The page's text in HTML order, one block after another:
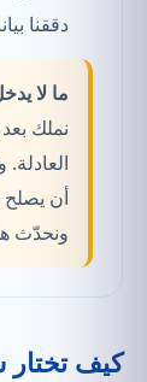
دققنا
ما لا
نملك
العادلة. و
أن يصلح
ونحدّث
كيف